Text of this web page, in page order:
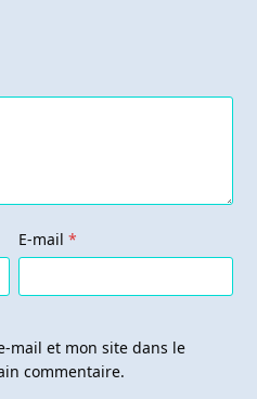
E-mail*
mail et mon site dans le
commentaire.